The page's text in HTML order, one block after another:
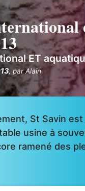
ET
,parAlain
St Savin
usine à
ramené des